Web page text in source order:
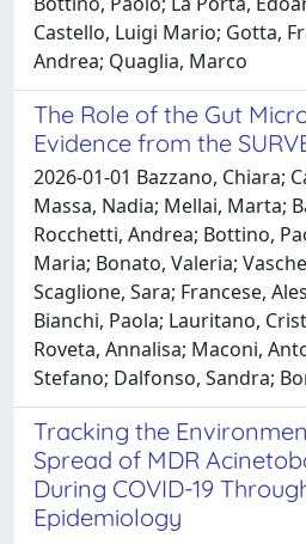
Castello, Luigi Mario; Gotta,
Andrea; Quaglia, Marco
The Role of the Gut
Evidence from the
2026-01-01 Bazzano, Chiara;
Massa, Nadia; Mellai, Marta;
Rocchetti, Andrea; Bottino,
Maria; Bonato, Valeria;
Scaglione, Sara; Francese,
Bianchi, Paola; Lauritano,
Roveta, Annalisa; Maconi,
Stefano; Dalfonso, Sandra;
Tracking the
Spread of MDR
During COVID-19
Epidemiology